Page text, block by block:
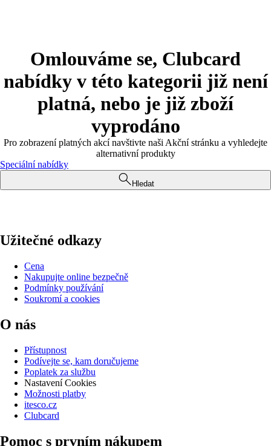
Omlouváme se, Clubcard
nabídky v této kategorii již není
platná, nebo je již zboží
vyprodáno
Pro zobrazení platných akcí navštivte naši Akční stránku a vyhledejte
alternativní produkty
Speciální nabídky
Hledat
Užitečné odkazy
Cena
Nakupujte online bezpečně
Podmínky používání
Soukromí a cookies
O nás
Přístupnost
Podívejte se, kam doručujeme
Poplatek za službu
Nastavení Cookies
Možnosti platby
itesco.cz
Clubcard
Pomoc s prvním nákupem